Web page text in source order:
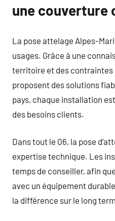
une couverture
La pose attelage Alpes-
usages. Grâce à une
territoire et des contraintes
proposent des solutions
pays, chaque installation
des besoins clients.
Dans tout le 06, la pose
expertise technique. Les
temps de conseiller, afin
avec un équipement
la différence sur le long